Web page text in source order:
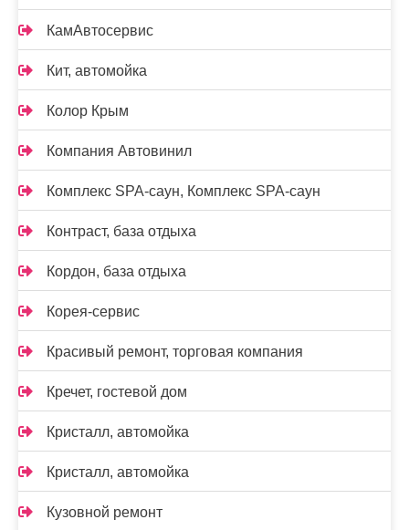
КамАвтосервис
Кит, автомойка
Колор Крым
Компания Автовинил
Комплекс SPA-саун, Комплекс SPA-саун
Контраст, база отдыха
Кордон, база отдыха
Корея-сервис
Красивый ремонт, торговая компания
Кречет, гостевой дом
Кристалл, автомойка
Кристалл, автомойка
Кузовной ремонт